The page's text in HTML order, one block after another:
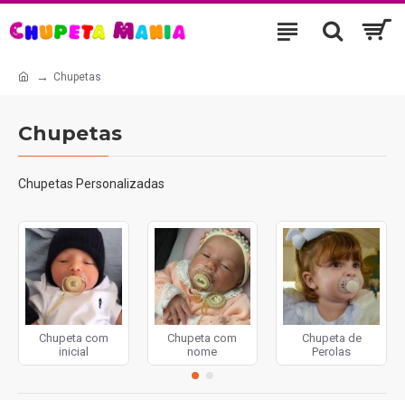
Chupetas
Chupetas
Chupetas Personalizadas
Chupeta com
inicial
Chupeta com
nome
Chupeta de
Perolas